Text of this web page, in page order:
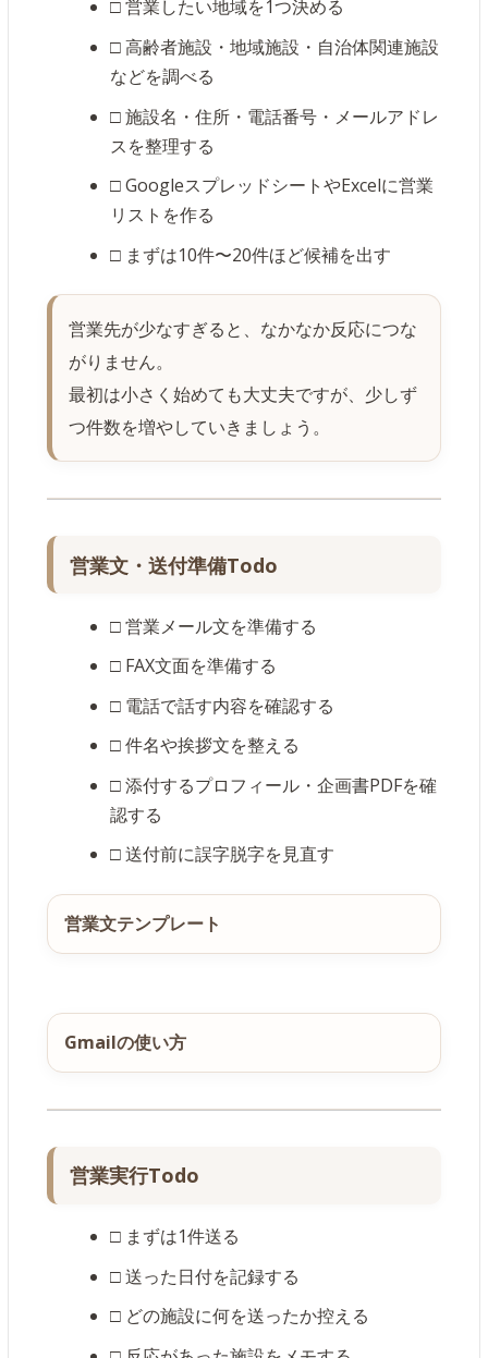
□ 営業したい地域を1つ決める
□ 高齢者施設・地域施設・自治体関連施設
などを調べる
□ 施設名・住所・電話番号・メールアドレ
スを整理する
□ GoogleスプレッドシートやExcelに営業
リストを作る
□ まずは10件〜20件ほど候補を出す
営業先が少なすぎると、なかなか反応につな
がりません。
最初は小さく始めても大丈夫ですが、少しず
つ件数を増やしていきましょう。
営業文・送付準備Todo
□ 営業メール文を準備する
□ FAX文面を準備する
□ 電話で話す内容を確認する
□ 件名や挨拶文を整える
□ 添付するプロフィール・企画書PDFを確
認する
□ 送付前に誤字脱字を見直す
営業文テンプレート
Gmailの使い方
営業実行Todo
□ まずは1件送る
□ 送った日付を記録する
□ どの施設に何を送ったか控える